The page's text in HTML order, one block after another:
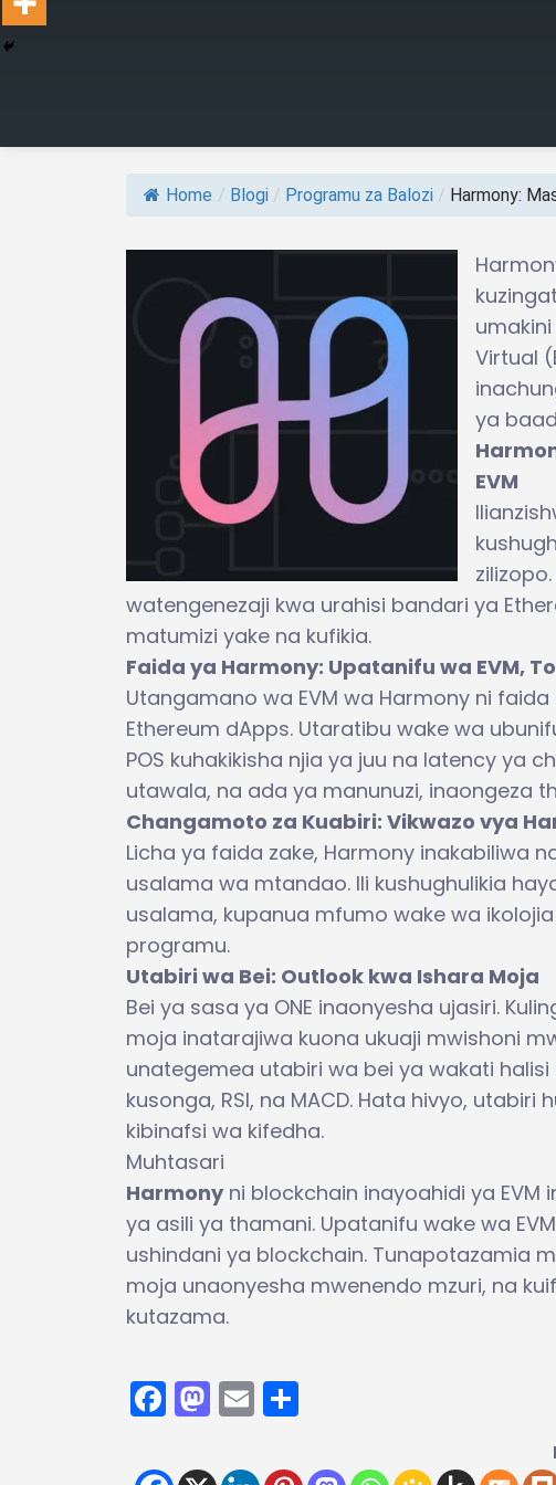
Home / Blogi / Programu za Balozi / Harmony:
Virtual
ya
EVM
watengenezaji kwa urahisi bandari ya
matumizi yake na kufikia.
Faida ya Harmony: Upatanifu wa EVM,
Utangamano wa EVM wa Harmony ni
Ethereum dApps. Utaratibu wake wa
POS kuhakikisha njia ya juu na latency ya
utawala, na ada ya manunuzi, inaongeza
Changamoto za Kuabiri: Vikwazo vya
Licha ya faida zake, Harmony inakabiliwa
usalama wa mtandao. Ili kushughulikia
usalama, kupanua mfumo wake wa
programu.
Utabiri wa Bei: Outlook kwa Ishara Moja
Bei ya sasa ya ONE inaonyesha ujasiri.
moja inatarajiwa kuona ukuaji mwishoni
unategemea utabiri wa bei ya wakati
kusonga, RSI, na MACD. Hata hivyo,
kibinafsi wa kifedha.
Muhtasari
Harmonyni blockchain inayoahidi ya EVM
ya asili ya thamani. Upatanifu wake wa
ushindani ya blockchain. Tunapotazamia
moja unaonyesha mwenendo mzuri, na
kutazama.
Facebook
Mastodon
Email